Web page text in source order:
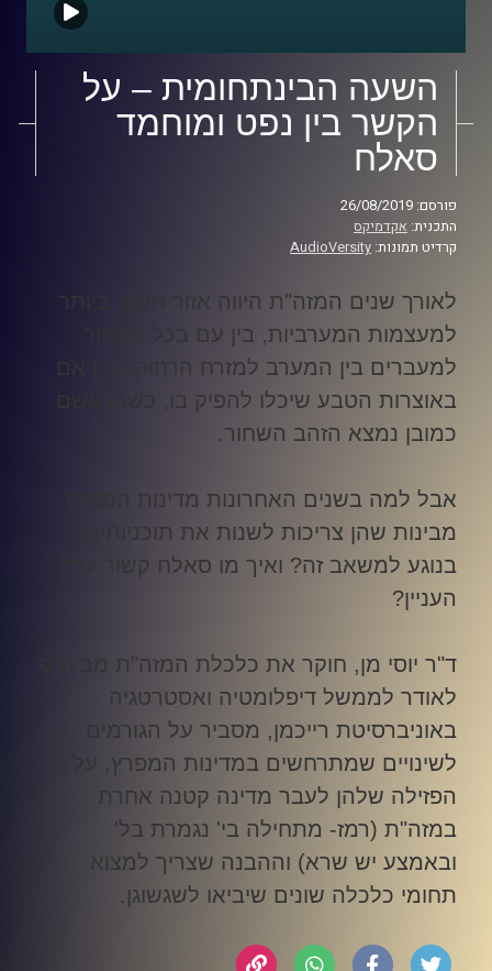
השעה הבינתחומית – על
הקשר בין נפט ומוחמד
סאלח
פורסם: 26/08/2019
התכנית: אקדמיקס
קרדיט תמונות: AudioVersity
לאורך שנים המזה"ת היווה אזור חשוב ביותר
למעצמות המערביות, בין עם בכל הקשור
למעברים בין המערב למזרח הרחוק, ובין אם
באוצרות הטבע שיכלו להפיק בו, כשבראשם
כמובן נמצא הזהב השחור.
אבל למה בשנים האחרונות מדינות המפרץ
מבינות שהן צריכות לשנות את תוכניותיהן
בנוגע למשאב זה? ואיך מו סאלח קשור לכל
העניין?
ד"ר יוסי מן, חוקר את כלכלת המזה"ת מביה"ס
לאודר לממשל דיפלומטיה ואסטרטגיה
באוניברסיטת רייכמן, מסביר על הגורמים
לשינויים שמתרחשים במדינות המפרץ, על
הפזילה שלהן לעבר מדינה קטנה אחרת
במזה"ת (רמז- מתחילה בי' נגמרת בל'
ובאמצע יש שרא) וההבנה שצריך למצוא
תחומי כלכלה שונים שיביאו לשגשוגן.